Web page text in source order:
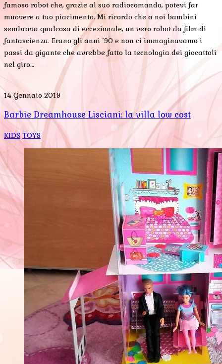
famoso robot che, grazie al suo radiocomando, potevi far
muovere a tuo piacimento. Mi ricordo che a noi bambini
sembrava qualcosa di eccezionale, un vero robot da film di
fantascienza. Erano gli anni ’90 e non ci immaginavamo i
passi da gigante che avrebbe fatto la tecnologia dei giocattoli
nel giro…
14 Gennaio 2019
Barbie Dreamhouse Lisciani: la villa low cost
KIDS TOYS